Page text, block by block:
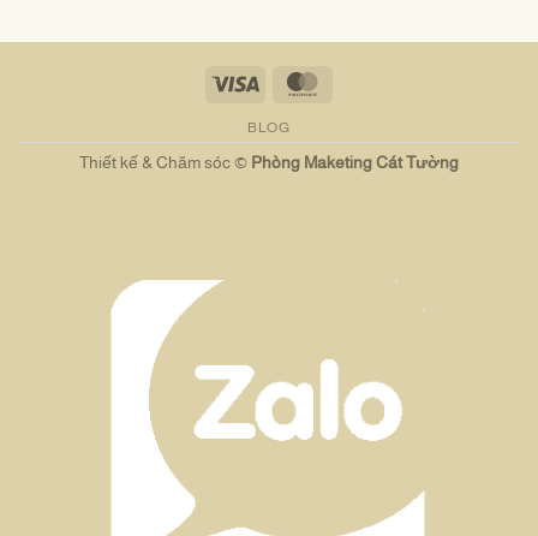
Visa
BLOG
Thiết kế & Chăm sóc © Phòng Maketing Cát Tường